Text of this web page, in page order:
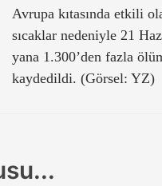
Avrupa kıtasında etkili
sıcaklar nedeniyle 21
yana 1.300’den fazla
kaydedildi. (Görsel: YZ)